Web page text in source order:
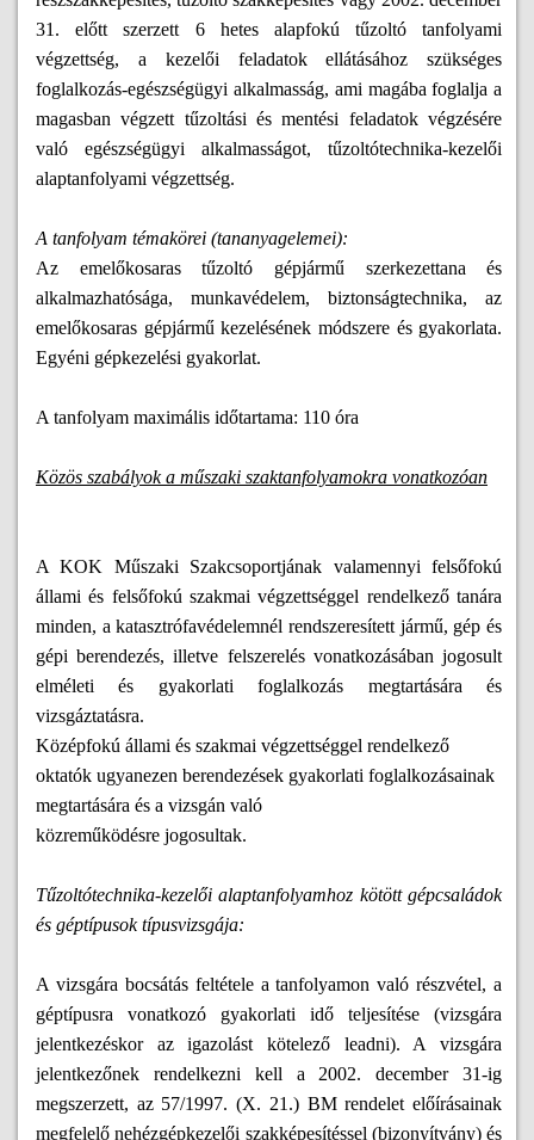
31. előtt szerzett 6 hetes alapfokú tűzoltó tanfolyami
végzettség, a kezelői feladatok ellátásához szükséges
foglalkozás-egészségügyi alkalmasság, ami magába foglalja a
magasban végzett tűzoltási és mentési feladatok végzésére
való egészségügyi alkalmasságot, tűzoltótechnika-kezelői
alaptanfolyami végzettség.
A tanfolyam témakörei (tananyagelemei):
Az emelőkosaras tűzoltó gépjármű szerkezettana és
alkalmazhatósága, munkavédelem, biztonságtechnika, az
emelőkosaras gépjármű kezelésének módszere és gyakorlata.
Egyéni gépkezelési gyakorlat.
A tanfolyam maximális időtartama: 110 óra
Közös szabályok a műszaki szaktanfolyamokra vonatkozóan
A KOK Műszaki Szakcsoportjának valamennyi felsőfokú
állami és felsőfokú szakmai végzettséggel rendelkező tanára
minden, a katasztrófavédelemnél rendszeresített jármű, gép és
gépi berendezés, illetve felszerelés vonatkozásában jogosult
elméleti és gyakorlati foglalkozás megtartására és
vizsgáztatásra.
Középfokú állami és szakmai végzettséggel rendelkező
oktatók ugyanezen berendezések gyakorlati foglalkozásainak
megtartására és a vizsgán való
közreműködésre jogosultak.
Tűzoltótechnika-kezelői alaptanfolyamhoz kötött gépcsaládok
és géptípusok típusvizsgája:
A vizsgára bocsátás feltétele a tanfolyamon való részvétel, a
géptípusra vonatkozó gyakorlati idő teljesítése (vizsgára
jelentkezéskor az igazolást kötelező leadni). A vizsgára
jelentkezőnek rendelkezni kell a 2002. december 31-ig
megszerzett, az 57/1997. (X. 21.) BM rendelet előírásainak
megfelelő nehézgépkezelői szakképesítéssel (bizonyítvány) és